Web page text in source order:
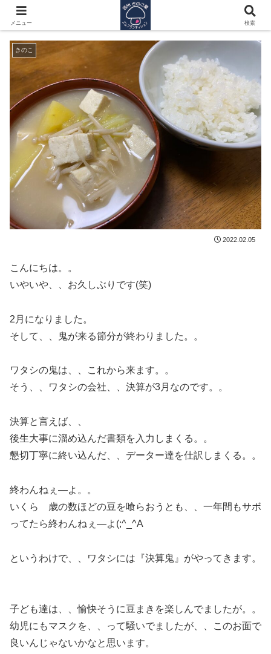
節分過ぎましたけど。。
きのこ
2022.02.05
こんにちは。。
いやいや、、お久しぶりです(笑)
2月になりました。
そして、、鬼が来る節分が終わりました。。
ワタシの鬼は、、これから来ます。。
そう、、ワタシの会社、、決算が3月なのです。。
決算と言えば、、
後生大事に溜め込んだ書類を入力しまくる。。
懇切丁寧に終い込んだ、、データー達を仕訳しまくる。。
終わんねぇ―よ。。
いくら 歳の数ほどの豆を喰らおうとも、、一年間もサボ
ってたら終わんねぇ―よ(;^_^A
というわけで、、ワタシには『決算鬼』がやってきます。
子ども達は、、愉快そうに豆まきを楽しんでましたが。。
幼児にもマスクを、、って騒いでましたが、、このお面で
良いんじゃないかなと思います。
メニュー 検索